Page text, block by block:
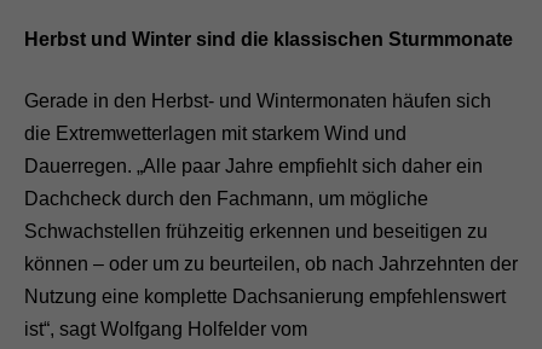
Herbst und Winter sind die klassischen Sturmmonate
Gerade in den Herbst- und Wintermonaten häufen sich
die Extremwetterlagen mit starkem Wind und
Dauerregen. „Alle paar Jahre empfiehlt sich daher ein
Dachcheck durch den Fachmann, um mögliche
Schwachstellen frühzeitig erkennen und beseitigen zu
können – oder um zu beurteilen, ob nach Jahrzehnten der
Nutzung eine komplette Dachsanierung empfehlenswert
ist“, sagt Wolfgang Holfelder vom